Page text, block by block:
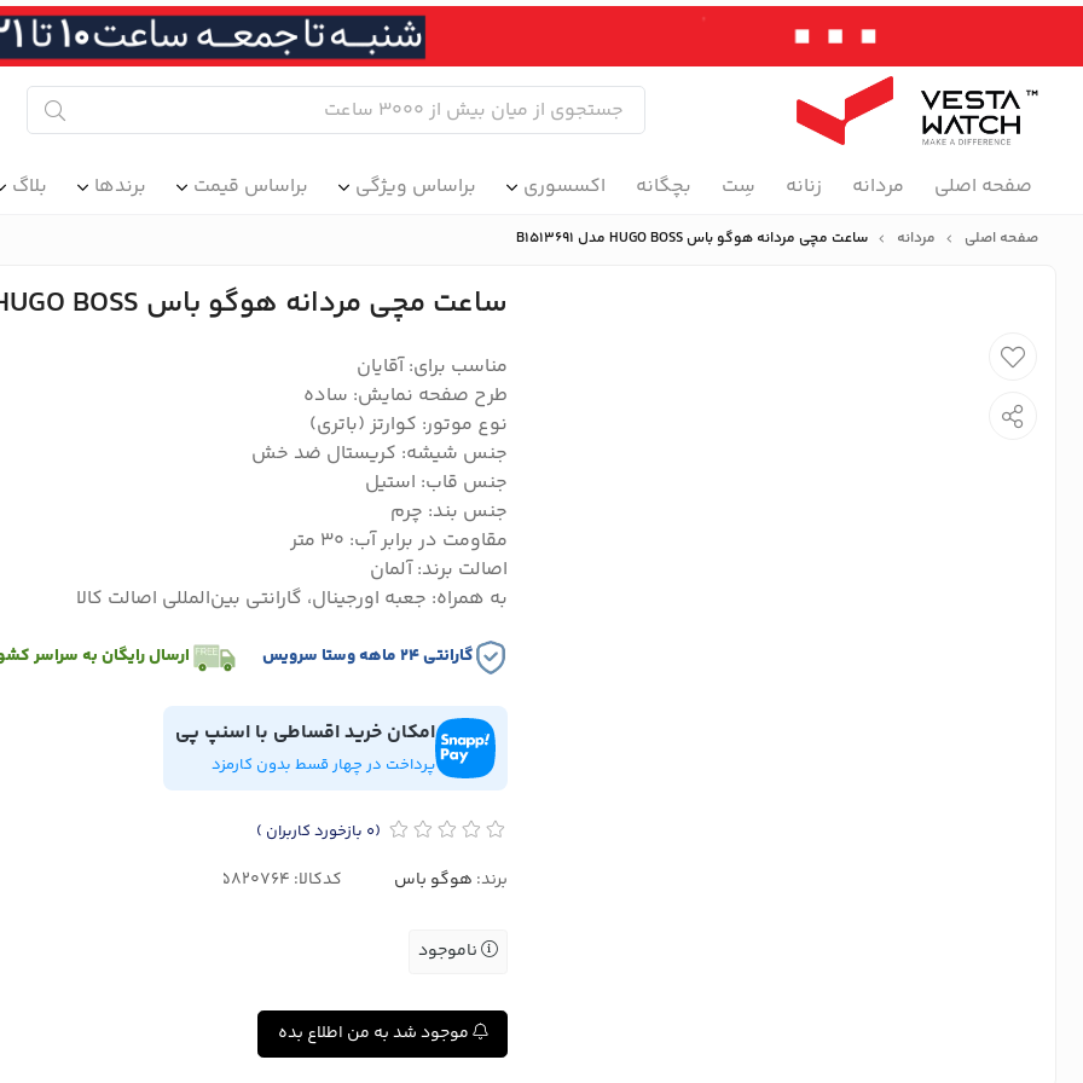
صفحه اصلی مردانه زنانه سِت بچگانه اکسسوری براساس ویژگی براساس قیمت برندها بلاگ
صفحه اصلی مردانه ساعت مچی مردانه هوگو باس HUGO BOSS مدل B1513691
ساعت مچی مردانه هوگو باس HUGO BOSS مدل B1513691
مناسب برای: آقایان
طرح صفحه نمایش: ساده
نوع موتور: کوارتز (باتری)
جنس شیشه: کریستال ضد خش
جنس قاب: استیل
جنس بند: چرم
مقاومت در برابر آب: ۳۰ متر
اصالت برند: آلمان
به همراه: جعبه اورجینال، گارانتی بین‌المللی اصالت کالا
گارانتی ۲۴ ماهه وستا سرویس ارسال رایگان به سراسر
امکان خرید اقساطی با اسنپ پی
پرداخت در چهار قسط بدون کارمزد
(0 بازخورد کاربران )
برند: هوگو باس کدکالا:
ناموجود
موجود شد به من اطلاع بده